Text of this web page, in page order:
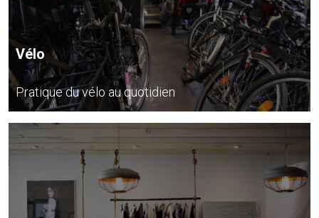
Vélo
Pratique du vélo au quotidien